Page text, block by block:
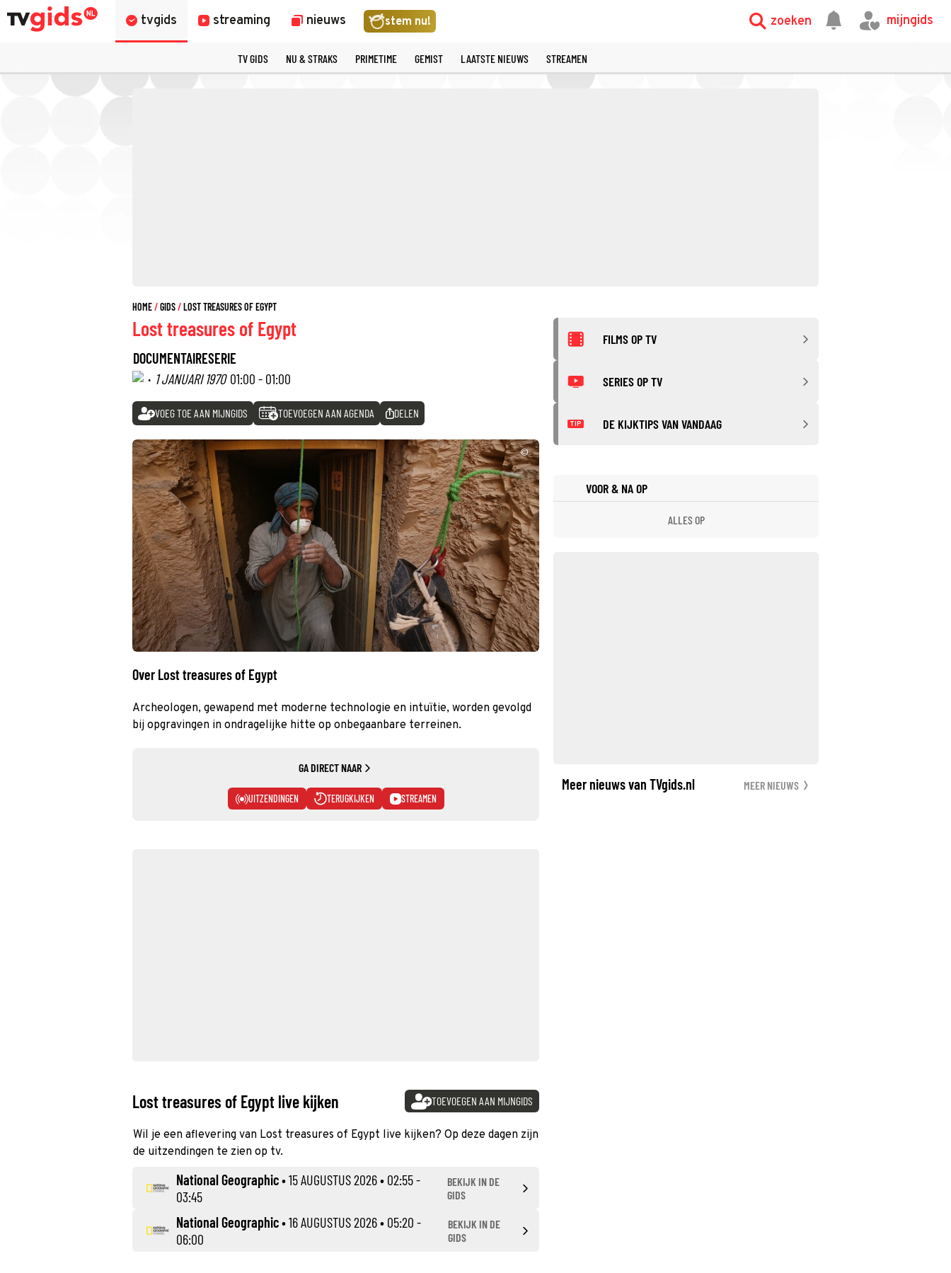
tvgids streaming nieuws stem nu! zoeken mijngids
TV GIDS NU & STRAKS PRIMETIME GEMIST LAATSTE NIEUWS STREAMEN
HOME GIDS LOST TREASURES OF EGYPT
Lost treasures of Egypt
DOCUMENTAIRESERIE
· 1 JANUARI 1970 01:00 - 01:00
VOEG TOE AAN MIJNGIDS TOEVOEGEN AAN AGENDA DELEN
©
Over Lost treasures of Egypt
Archeologen, gewapend met moderne technologie en intuïtie, worden gevolgd
bij opgravingen in ondragelijke hitte op onbegaanbare terreinen.
GA DIRECT NAAR
UITZENDINGEN TERUGKIJKEN STREAMEN
Lost treasures of Egypt live kijken TOEVOEGEN AAN MIJNGIDS
Wil je een aflevering van Lost treasures of Egypt live kijken? Op deze dagen zijn
de uitzendingen te zien op tv.
National Geographic•15 AUGUSTUS 2026• 02:55 -
03:45
BEKIJK IN DE
GIDS
National Geographic•16 AUGUSTUS 2026• 05:20 -
06:00
BEKIJK IN DE
GIDS
FILMS OP TV
SERIES OP TV
TIP DE KIJKTIPS VAN VANDAAG
VOOR & NA OP
ALLES OP
Meer nieuws van TVgids.nl MEER NIEUWS